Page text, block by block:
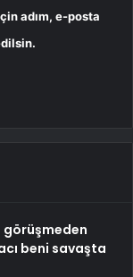
adım, e-posta
görüşmeden
beni savaşta